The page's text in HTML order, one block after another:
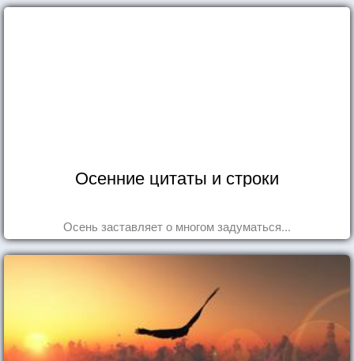
Осенние цитаты и строки
Осень заставляет о многом задуматься...